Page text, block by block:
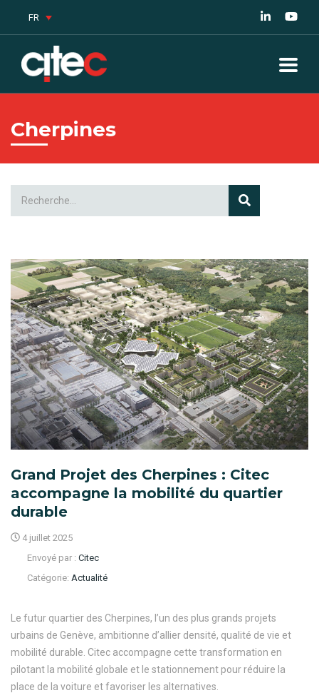
FR
Cherpines
Grand Projet des Cherpines : Citec
accompagne la mobilité du quartier
durable
4 juillet 2025
Envoyé par : Citec
Catégorie: Actualité
Le futur quartier des Cherpines, l’un des plus grands projets
urbains de Genève, ambitionne d’allier densité, qualité de vie et
mobilité durable. Citec accompagne cette transformation en
pilotant la mobilité globale et le stationnement pour réduire la
place de la voiture et favoriser les alternatives.